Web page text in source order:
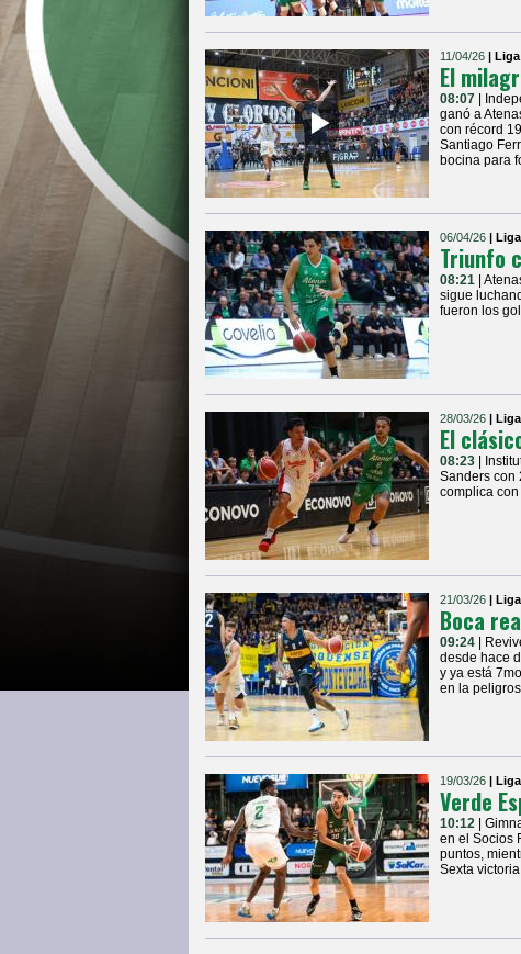
11/04/26 |
El
08:07
|
ganó a
con récord
Santiago
bocina para
06/04/26 |
Triunfo
08:21 |
sigue
fueron los
28/03/26 |
El
08:23
|
Sanders con
complica
21/03/26 |
Boca
09:24
|
desde hace
y ya está
en la
19/03/26 |
Verde
10:12
|
en el Socios
puntos,
Sexta